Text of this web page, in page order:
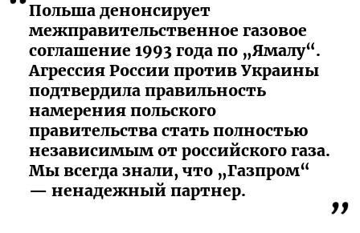
Польша денонсирует
межправительственное газовое
соглашение 1993 года по „Ямалу“.
Агрессия России против Украины
подтвердила правильность
намерения польского
правительства стать полностью
независимым от российского газа.
Мы всегда знали, что „Газпром“
— ненадежный партнер.